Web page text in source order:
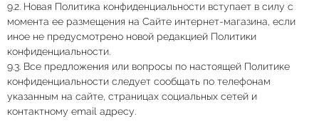
9.2. Новая Политика конфиденциальности вступает в силу с
момента ее размещения на Сайте интернет-магазина, если
иное не предусмотрено новой редакцией Политики
конфиденциальности.
9.3. Все предложения или вопросы по настоящей Политике
конфиденциальности следует сообщать по телефонам
указанным на сайте, страницах социальных сетей и
контактному email адресу.